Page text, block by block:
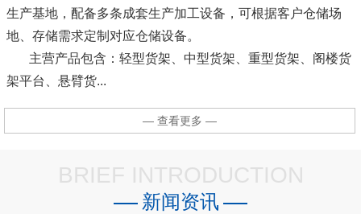
生产基地，配备多条成套生产加工设备，可根据客户仓储场
地、存储需求定制对应仓储设备。
主营产品包含：轻型货架、中型货架、重型货架、阁楼货
架平台、悬臂货...
— 查看更多 —
BRIEF INTRODUCTION
新闻资讯